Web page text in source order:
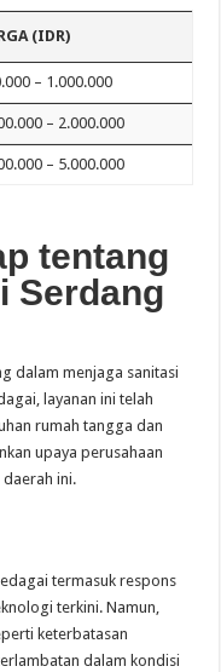
(IDR)
– 1.000.000
– 2.000.000
– 5.000.000
tentang
Serdang
dalam menjaga sanitasi
layanan ini telah
rumah tangga dan
upaya perusahaan
daerah ini.
termasuk respons
terkini. Namun,
keterbatasan
dalam kondisi